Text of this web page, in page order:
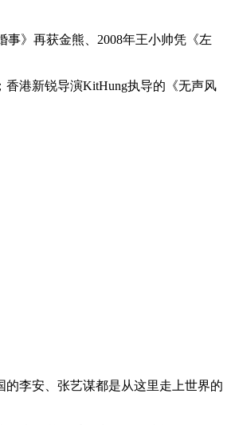
事》再获金熊、2008年王小帅凭《左
港新锐导演KitHung执导的《无声风
李安、张艺谋都是从这里走上世界的